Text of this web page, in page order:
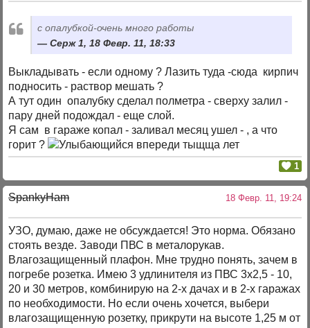
с опалубкой-очень много работы
Серж 1, 18 Февр. 11, 18:33
Выкладывать - если одному ? Лазить туда -сюда кирпич
подносить - раствор мешать ?
А тут один опалубку сделал полметра - сверху залил -
пару дней подождал - еще слой.
Я сам в гараже копал - заливал месяц ушел - , а что
горит ?
впереди тыщща лет
1
SpankyHam 18 Февр. 11, 19:24
УЗО, думаю, даже не обсуждается! Это норма. Обязано
стоять везде. Заводи ПВС в металорукав.
Влагозащищенный плафон. Мне трудно понять, зачем в
погребе розетка. Имею 3 удлинителя из ПВС 3х2,5 - 10,
20 и 30 метров, комбинирую на 2-х дачах и в 2-х гаражах
по необходимости. Но если очень хочется, выбери
влагозащищенную розетку, прикрути на высоте 1,25 м от